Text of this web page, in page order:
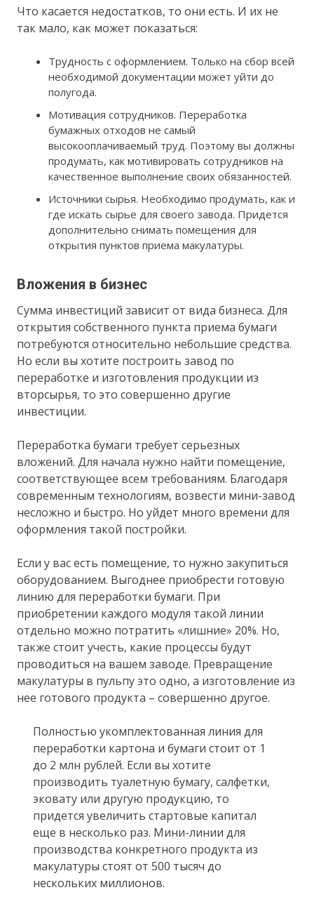
Что касается недостатков, то они есть. И их не
так мало, как может показаться:
Трудность с оформлением. Только на сбор всей
необходимой документации может уйти до
полугода.
Мотивация сотрудников. Переработка
бумажных отходов не самый
высокооплачиваемый труд. Поэтому вы должны
продумать, как мотивировать сотрудников на
качественное выполнение своих обязанностей.
Источники сырья. Необходимо продумать, как и
где искать сырье для своего завода. Придется
дополнительно снимать помещения для
открытия пунктов приема макулатуры.
Вложения в бизнес
Сумма инвестиций зависит от вида бизнеса. Для
открытия собственного пункта приема бумаги
потребуются относительно небольшие средства.
Но если вы хотите построить завод по
переработке и изготовления продукции из
вторсырья, то это совершенно другие
инвестиции.
Переработка бумаги требует серьезных
вложений. Для начала нужно найти помещение,
соответствующее всем требованиям. Благодаря
современным технологиям, возвести мини-завод
несложно и быстро. Но уйдет много времени для
оформления такой постройки.
Если у вас есть помещение, то нужно закупиться
оборудованием. Выгоднее приобрести готовую
линию для переработки бумаги. При
приобретении каждого модуля такой линии
отдельно можно потратить «лишние» 20%. Но,
также стоит учесть, какие процессы будут
проводиться на вашем заводе. Превращение
макулатуры в пульпу это одно, а изготовление из
нее готового продукта – совершенно другое.
Полностью укомплектованная линия для
переработки картона и бумаги стоит от 1
до 2 млн рублей. Если вы хотите
производить туалетную бумагу, салфетки,
эковату или другую продукцию, то
придется увеличить стартовые капитал
еще в несколько раз. Мини-линии для
производства конкретного продукта из
макулатуры стоят от 500 тысяч до
нескольких миллионов.